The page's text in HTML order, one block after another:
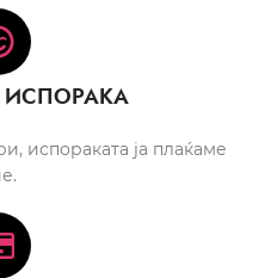
ИСПОРАКА
испораката ја плаќаме